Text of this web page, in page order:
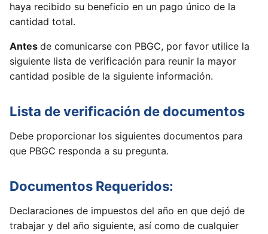
haya recibido su beneficio en un pago único de la
cantidad total.
Antes de comunicarse con PBGC, por favor utilice la
siguiente lista de verificación para reunir la mayor
cantidad posible de la siguiente información.
Lista de verificación de documentos
Debe proporcionar los siguientes documentos para
que PBGC responda a su pregunta.
Documentos Requeridos:
Declaraciones de impuestos del año en que dejó de
trabajar y del año siguiente, así como de cualquier